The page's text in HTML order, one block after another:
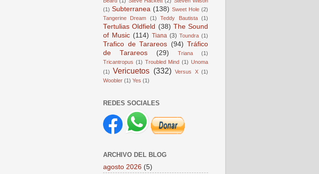
(1) Subterranea (138) Sweet Hole (2)
Tangerine Dream
(1) Teddy Bautista (1)
Tertulias Oldfield (38) The Sound
of Music (114) Tiana (3) Toundra (1)
Trafico de Tarareos (94) Tráfico
de Tarareos
(29) Triana
(1)
Tricantropus (1) Troubled Mind (1) Unoma
(1)
Vericuetos (332) Versus X (1)
Woobler (1) Yes (1)
REDES SOCIALES
ARCHIVO DEL BLOG
agosto 2026 (5)